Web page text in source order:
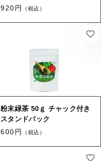
920円
（税込）
粉末緑茶 50ｇ チャック付き
スタンドパック
600円
（税込）